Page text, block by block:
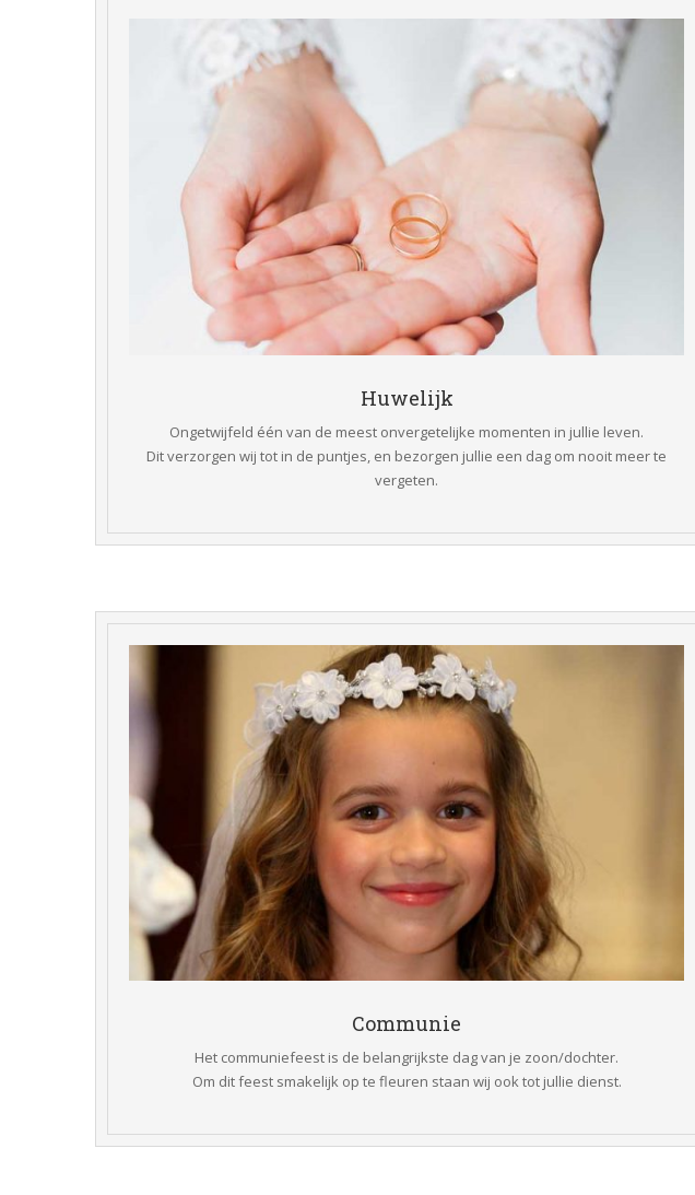
Huwelijk
Ongetwijfeld één van de meest onvergetelijke momenten in jullie leven.
Dit verzorgen wij tot in de puntjes, en bezorgen jullie een dag om nooit meer te
vergeten.
Communie
Het communiefeest is de belangrijkste dag van je zoon/dochter.
Om dit feest smakelijk op te fleuren staan wij ook tot jullie dienst.